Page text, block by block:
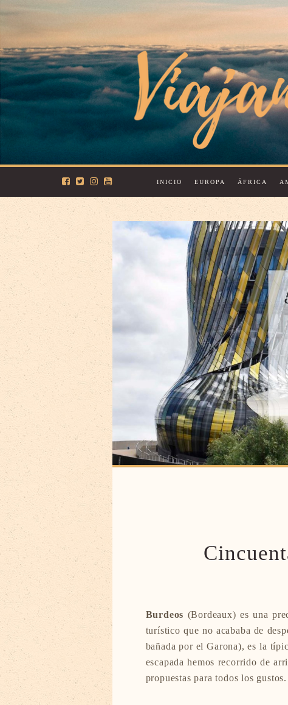
INICIO EUROPA ÁFRICA
Burdeos (Bordeaux) es una
turístico que no acababa de
bañada por el Garona), es la
escapada hemos recorrido de
propuestas para todos los